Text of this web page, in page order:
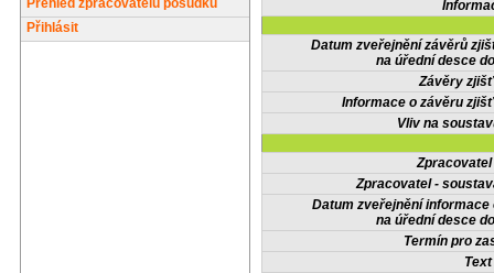
Přehled zpracovatelů posudků
Přihlásit
Datum zveřejnění závěrů
na úřední desce
Závěry
Informace o závěru
Vliv na
Zpracovatel -
Datum zveřejnění informace
na úřední desce
Termín pro